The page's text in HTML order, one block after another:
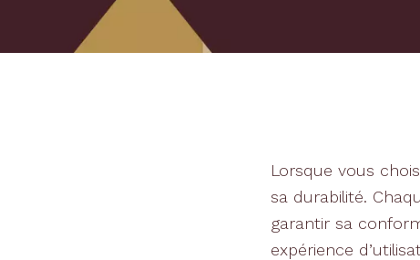
Lorsque vous
sa durabilité.
garantir sa
expérience